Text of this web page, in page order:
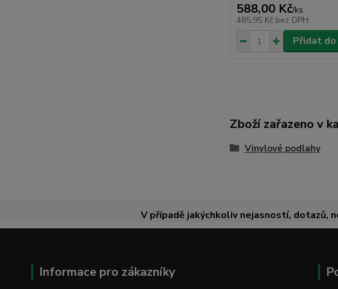
588,00 Kč/ks
485,95 Kč bez DPH
Přidat do
Zboží zařazeno v
Vinylové podlahy
V případě jakýchkoliv nejasností, dotazů,
Informace pro zákazníky